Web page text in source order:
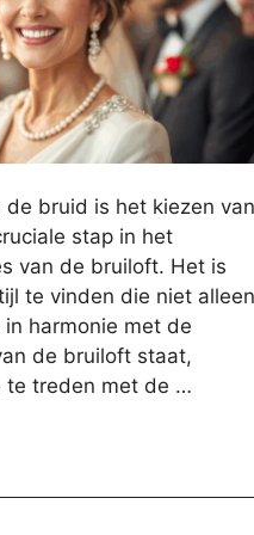
de bruid is het kiezen van
stap in het
van de bruiloft. Het is
te vinden die niet alleen
harmonie met de
de bruiloft staat,
te treden met de …